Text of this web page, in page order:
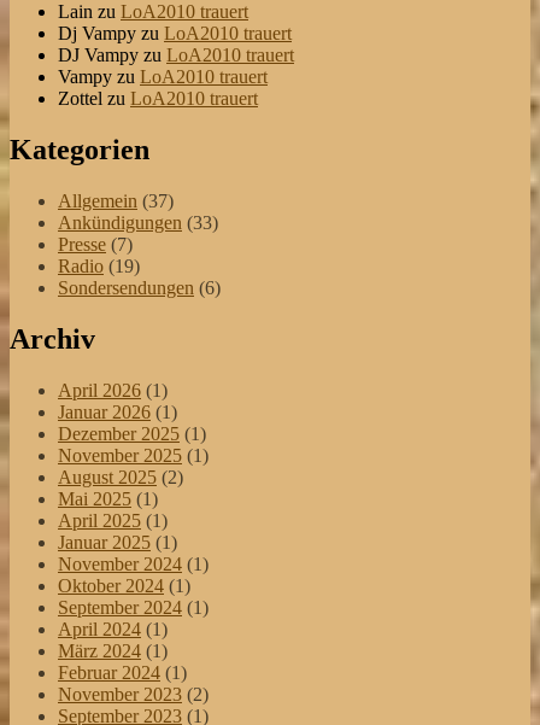
Lain zu LoA2010 trauert
Dj Vampy zu LoA2010 trauert
DJ Vampy zu LoA2010 trauert
Vampy zu LoA2010 trauert
Zottel zu LoA2010 trauert
Kategorien
Allgemein (37)
Ankündigungen (33)
Presse (7)
Radio (19)
Sondersendungen (6)
Archiv
April 2026 (1)
Januar 2026 (1)
Dezember 2025 (1)
November 2025 (1)
August 2025 (2)
Mai 2025 (1)
April 2025 (1)
Januar 2025 (1)
November 2024 (1)
Oktober 2024 (1)
September 2024 (1)
April 2024 (1)
März 2024 (1)
Februar 2024 (1)
November 2023 (2)
September 2023 (1)